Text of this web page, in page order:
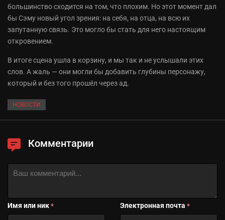
большинство сходится на том, что плохим. Но этот момент дал
бы Сэму новый угол зрения: на себя, на отца, на всю их
запутанную связь. Это могло бы стать для него настоящим
откровением.
В итоге сцена ушла в корзину, и мы так и не услышали этих
слов. А жаль — они могли бы добавить глубины персонажу,
который и без того прошёл через ад.
НОВОСТИ
Комментарии
Имя или ник * Электронная почта *